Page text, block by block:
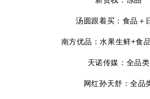
汤圆跟着买：食品＋
南方优品：水果生鲜+食
天诺传媒：全品类
网红孙天舒：全品